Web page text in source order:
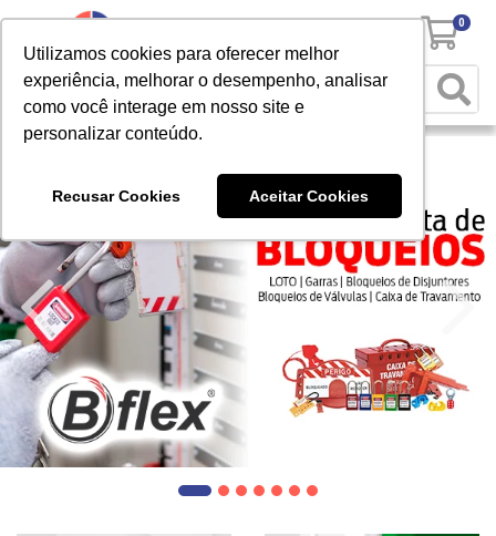
Utilizamos cookies para oferecer melhor
experiência, melhorar o desempenho, analisar
como você interage em nosso site e
personalizar conteúdo.
Recusar Cookies Aceitar Cookies
0